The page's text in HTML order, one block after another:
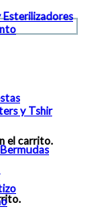
el carrito.
y Tshir